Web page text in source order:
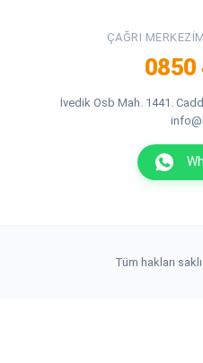
ÇAĞRI
0850
İvedik Osb Mah. 1441.
Tüm hakları